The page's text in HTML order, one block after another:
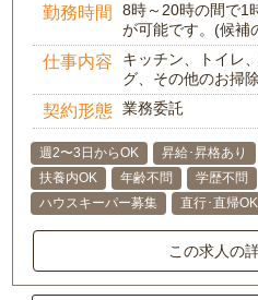
勤務時間
8時～20時の間で1
が可能です。(候補
仕事内容
キッチン、トイレ
グ、その他のお掃除
契約形態 業務委託
週2〜3日からOK 昇給･昇格あり
扶養内OK
年齢不問 学歴不問
ハウスキーパー募集
直行･直帰OK
この求人の